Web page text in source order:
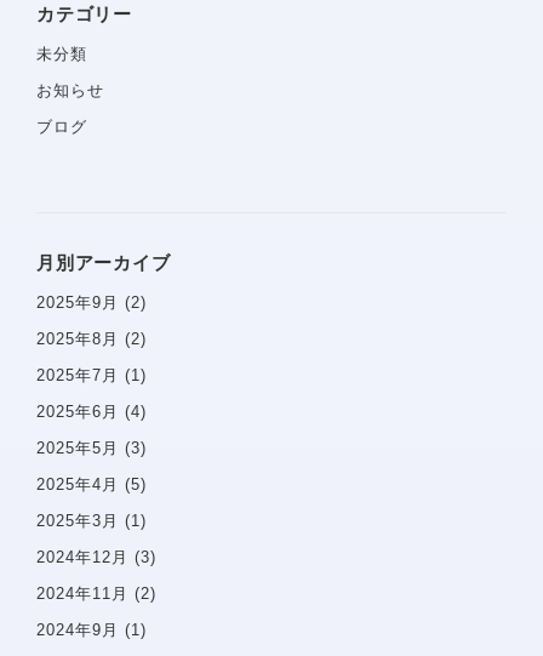
一般歯科案内
カテゴリー
未分類
お知らせ
ブログ
月別アーカイブ
2025年9月 (2)
2025年8月 (2)
2025年7月 (1)
2025年6月 (4)
2025年5月 (3)
2025年4月 (5)
2025年3月 (1)
2024年12月 (3)
2024年11月 (2)
2024年9月 (1)